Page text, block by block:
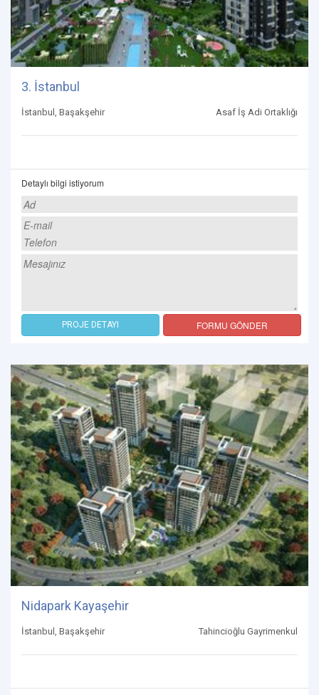
3. İstanbul
İstanbul, Başakşehir Asaf İş Adi Ortaklığı
Detaylı bilgi istiyorum
PROJE DETAYI FORMU GÖNDER
Nidapark Kayaşehir
İstanbul, Başakşehir Tahincioğlu Gayrimenkul